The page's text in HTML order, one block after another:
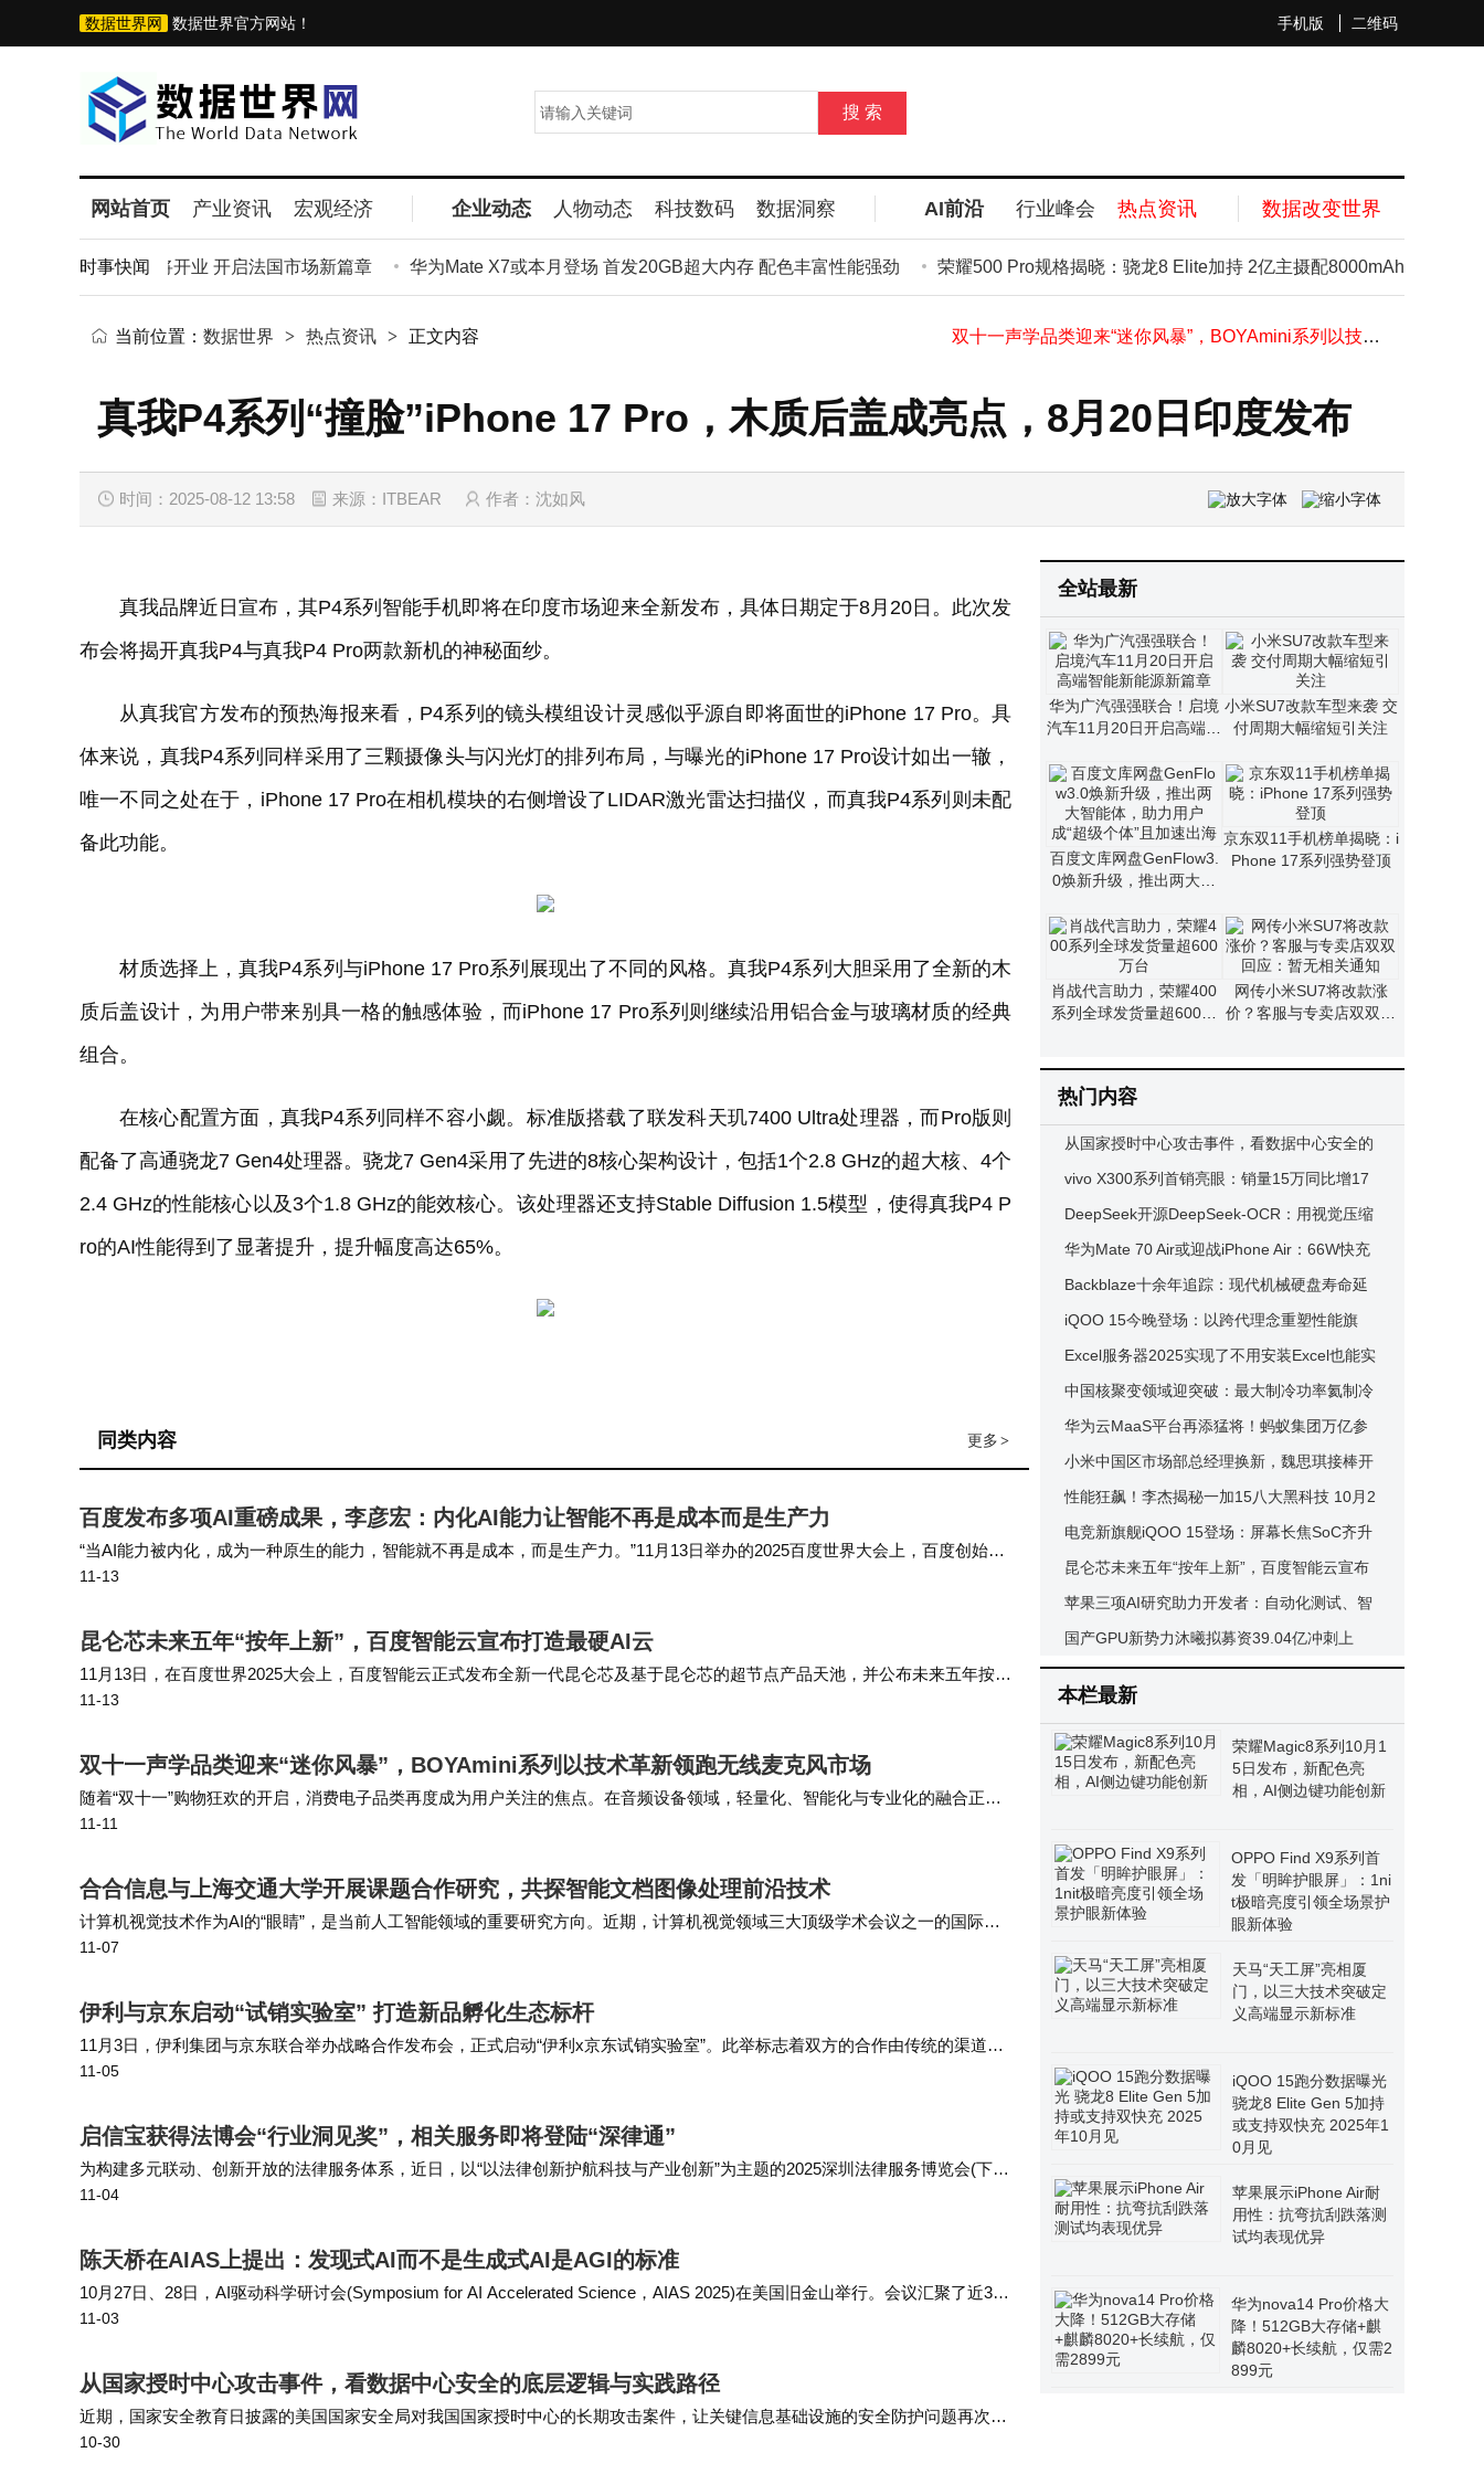
手机版 二维码
数据世界网 数据世界官方网站！
网站首页 产业资讯 宏观经济 企业动态 人物动态 科技数码 数据洞察 AI前沿 行业峰会 热点资讯 数据改变世界
时事快闻
家直营门店即将开业 开启法国市场新篇章 华为Mate X7或本月登场 首发20GB超大内存 配色丰富性能强劲 荣耀500 Pro规格揭晓：骁龙8 Elite加持 2亿主摄配8000mAh大电池
百度发布多项AI重磅成果，李彦宏：内化AI能力让智能不再是成本而是生产力
合合信息与上海交通大学开展课题合作研究，共探智能文档图像处理前沿技术
Excel服务器2025实现了不用安装Excel也能实现Excel共享
全国盛会·智育未来——大沩赋能AI体育教育高质量发展
当前位置： 数据世界 > 热点资讯 > 正文内容
真我P4系列“撞脸”iPhone 17 Pro，木质后盖成亮点，8月20日印度发布
时间：2025-08-12 13:58 来源：ITBEAR 作者：沈如风
真我品牌近日宣布，其P4系列智能手机即将在印度市场迎来全新发布，具体日期定于8月20日。此次发
布会将揭开真我P4与真我P4 Pro两款新机的神秘面纱。
从真我官方发布的预热海报来看，P4系列的镜头模组设计灵感似乎源自即将面世的iPhone 17 Pro。具
体来说，真我P4系列同样采用了三颗摄像头与闪光灯的排列布局，与曝光的iPhone 17 Pro设计如出一辙，
唯一不同之处在于，iPhone 17 Pro在相机模块的右侧增设了LIDAR激光雷达扫描仪，而真我P4系列则未配
备此功能。
材质选择上，真我P4系列与iPhone 17 Pro系列展现出了不同的风格。真我P4系列大胆采用了全新的木
质后盖设计，为用户带来别具一格的触感体验，而iPhone 17 Pro系列则继续沿用铝合金与玻璃材质的经典
组合。
在核心配置方面，真我P4系列同样不容小觑。标准版搭载了联发科天玑7400 Ultra处理器，而Pro版则
配备了高通骁龙7 Gen4处理器。骁龙7 Gen4采用了先进的8核心架构设计，包括1个2.8 GHz的超大核、4个
2.4 GHz的性能核心以及3个1.8 GHz的能效核心。该处理器还支持Stable Diffusion 1.5模型，使得真我P4 P
ro的AI性能得到了显著提升，提升幅度高达65%。
更多 >
同类内容
百度发布多项AI重磅成果，李彦宏：内化AI能力让智能不再是成本而是生产力
“当AI能力被内化，成为一种原生的能力，智能就不再是成本，而是生产力。”11月13日举办的2025百度世界大会上，百度创始人
李彦宏演讲时表示，更应关心如何让AI跟每一项任务有机结合，“让AI成为企业发展和个人成长的原生推动力。”作为最早进军AI
11-13
昆仑芯未来五年“按年上新”，百度智能云宣布打造最硬AI云
11月13日，在百度世界2025大会上，百度智能云正式发布全新一代昆仑芯及基于昆仑芯的超节点产品天池，并公布未来五年按年
推出新产品的规划。百度集团执行副总裁、百度智能云事业群总裁沈抖表示，AI基础设施一定是长期投资，面向未来百度智能云
11-13
双十一声学品类迎来“迷你风暴”，BOYAmini系列以技术革新领跑无线麦克风市场
随着“双十一”购物狂欢的开启，消费电子品类再度成为用户关注的焦点。在音频设备领域，轻量化、智能化与专业化的融合正成
为新的趋势。据京东平台10月20日的“首小时战报”显示，BOYA品牌在数码影音娱乐类目中，专业音频解决方案厂商排名第一，
11-11
合合信息与上海交通大学开展课题合作研究，共探智能文档图像处理前沿技术
计算机视觉技术作为AI的“眼睛”，是当前人工智能领域的重要研究方向。近期，计算机视觉领域三大顶级学术会议之一的国际计
算机视觉大会(ICCV 2025)顺利举行。会议期间，合合信息联合上海交通大学等机构主办了首届VQualA视觉质量评估研讨会，同
11-07
伊利与京东启动“试销实验室” 打造新品孵化生态标杆
11月3日，伊利集团与京东联合举办战略合作发布会，正式启动“伊利x京东试销实验室”。此举标志着双方的合作由传统的渠道销
售，全面迈向了基于用户洞察、共创产品、整合供应链的“价值共生”新阶段。现场直击：从“渠道铺货”到“用户造品”的战略升维依
11-05
启信宝获得法博会“行业洞见奖”，相关服务即将登陆“深律通”
为构建多元联动、创新开放的法律服务体系，近日，以“以法律创新护航科技与产业创新”为主题的2025深圳法律服务博览会(下
称“法博会”)顺利举办，吸引国内外权威机构和行业专家参与。合合信息旗下启信宝凭借其在法律科技领域的创新应用，于法律科
11-04
陈天桥在AIAS上提出：发现式AI而不是生成式AI是AGI的标准
10月27日、28日，AI驱动科学研讨会(Symposium for AI Accelerated Science，AIAS 2025)在美国旧金山举行。会议汇聚了近30
位全球顶尖学者与产业领袖，与现场数百位学者、学生共同探讨AI如何驱动科学发现。会上，盛大集团、天桥脑科学研究院创始
11-03
从国家授时中心攻击事件，看数据中心安全的底层逻辑与实践路径
近期，国家安全教育日披露的美国国家安全局对我国国家授时中心的长期攻击案件，让关键信息基础设施的安全防护问题再次成
为焦点。作为支撑金融交易毫秒级同步、电力调度精准控制、航空航天轨道计算的“时间中枢”，国家授时中心的安全直接关联国
10-30
全站最新
华为广汽强强联合！启境
汽车11月20日开启高端智
小米SU7改款车型来袭 交
付周期大幅缩短引关注
百度文库网盘GenFlow3.
0焕新升级，推出两大智
体”且加速出海
京东双11手机榜单揭晓：i
Phone 17系列强势登顶
肖战代言助力，荣耀400
系列全球发货量超600万
网传小米SU7将改款涨
价？客服与专卖店双双回
热门内容
从国家授时中心攻击事件，看数据中心安全的
底层逻辑与实践路径
vivo X300系列首销亮眼：销量15万同比增17
0%，产品经理透露实际量或更高
DeepSeek开源DeepSeek-OCR：用视觉压缩
新招，为长文本处理降本增效
华为Mate 70 Air或迎战iPhone Air：66W快充
加持，配置亮点抢先看
Backblaze十余年追踪：现代机械硬盘寿命延
长，故障率降低至旧款三分之一
iQOO 15今晚登场：以跨代理念重塑性能旗
舰，带来极致体验盛宴
Excel服务器2025实现了不用安装Excel也能实
现Excel共享
中国核聚变领域迎突破：最大制冷功率氦制冷
机成功启机并稳定运行
华为云MaaS平台再添猛将！蚂蚁集团万亿参
数Ling-1T模型上架，专属部署释放强劲能力
小米中国区市场部总经理换新，魏思琪接棒开
启市场新征程
性能狂飙！李杰揭秘一加15八大黑科技 10月2
7日携性能Ultra强势登场
电竞新旗舰iQOO 15登场：屏幕长焦SoC齐升
级，定价略有上浮
昆仑芯未来五年“按年上新”，百度智能云宣布
打造最硬AI云
苹果三项AI研究助力开发者：自动化测试、智
能纠错、缺陷预判齐发力
国产GPU新势力沐曦拟募资39.04亿冲刺上
市，多款新品对标国际巨头
本栏最新
荣耀Magic8系列10月1
5日发布，新配色亮
相，AI侧边键功能创新
OPPO Find X9系列首
发「明眸护眼屏」：1ni
t极暗亮度引领全场景护
眼新体验
天马“天工屏”亮相厦
门，以三大技术突破定
义高端显示新标准
​iQOO 15跑分数据曝光
骁龙8 Elite Gen 5加持
或支持双快充 2025年1
0月见​
苹果展示iPhone Air耐
用性：抗弯抗刮跌落测
试均表现优异
华为nova14 Pro价格大
降！512GB大存储+麒
麟8020+长续航，仅需2
899元